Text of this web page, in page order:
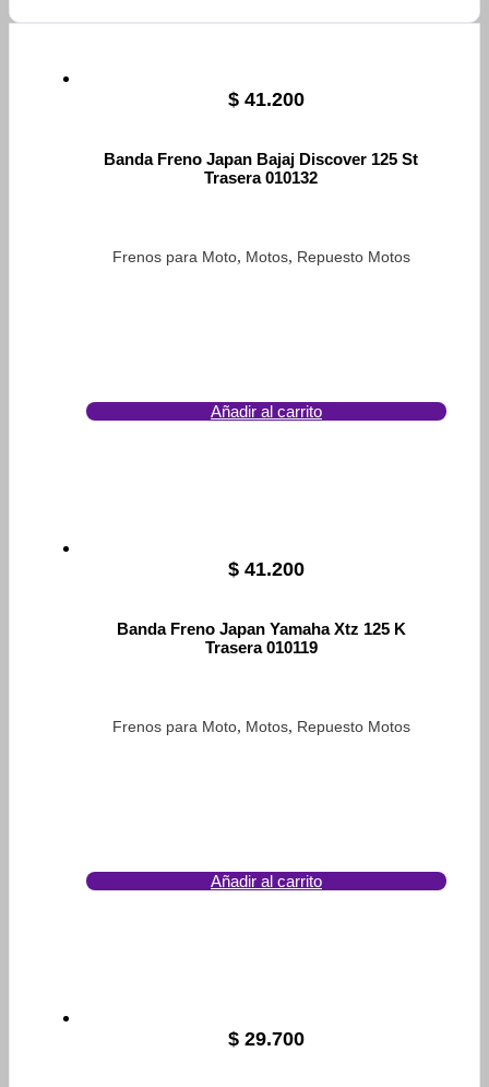
$ 41.200
Banda Freno Japan Bajaj Discover 125 St
Trasera 010132
Frenos para Moto, Motos, Repuesto Motos
Añadir al carrito
$ 41.200
Banda Freno Japan Yamaha Xtz 125 K
Trasera 010119
Frenos para Moto, Motos, Repuesto Motos
Añadir al carrito
$ 29.700